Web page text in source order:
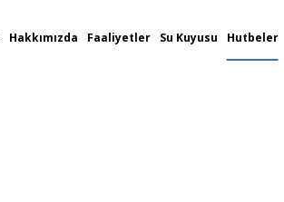
Hakkımızda Faaliyetler Su Kuyusu Hutbeler